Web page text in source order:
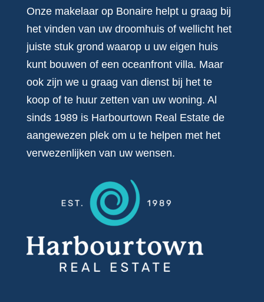
Onze makelaar op Bonaire helpt u graag bij
het vinden van uw droomhuis of wellicht het
juiste stuk grond waarop u uw eigen huis
kunt bouwen of een oceanfront villa. Maar
ook zijn we u graag van dienst bij het te
koop of te huur zetten van uw woning. Al
sinds 1989 is Harbourtown Real Estate de
aangewezen plek om u te helpen met het
verwezenlijken van uw wensen.